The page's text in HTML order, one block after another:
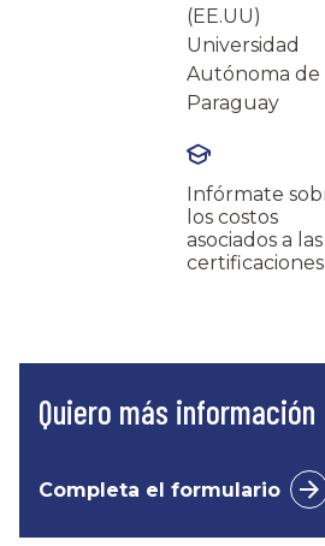
(EE.UU)
Universidad
Autónoma de
Paraguay
Infórmate
los costos
asociados a las
certificaciones
Quiero más información
Completa el formulario